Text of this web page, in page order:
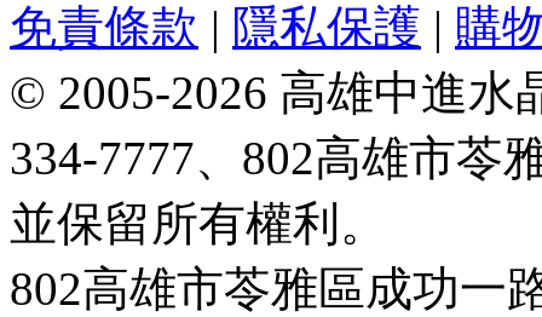
免責條款 | 隱私保護 | 購
© 2005-2026 高雄中進水
334-7777、802高雄市苓
並保留所有權利。
802高雄市苓雅區成功一